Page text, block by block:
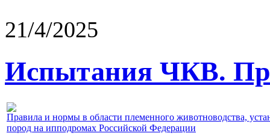
21/4/2025
Испытания ЧКВ.
Правила и нормы в области племенного животноводства,
пород на ипподромах Российской Федерации